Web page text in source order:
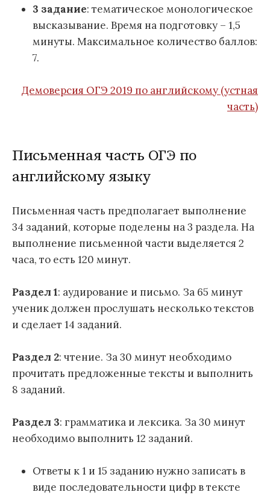
3 задание: тематическое монологическое
высказывание. Время на подготовку – 1,5
минуты. Максимальное количество баллов:
7.
Демоверсия ОГЭ 2019 по английскому (устная
часть)
Письменная часть ОГЭ по
английскому языку
Письменная часть предполагает выполнение
34 заданий, которые поделены на 3 раздела. На
выполнение письменной части выделяется 2
часа, то есть 120 минут.
Раздел 1: аудирование и письмо. За 65 минут
ученик должен прослушать несколько текстов
и сделает 14 заданий.
Раздел 2: чтение. За 30 минут необходимо
прочитать предложенные тексты и выполнить
8 заданий.
Раздел 3: грамматика и лексика. За 30 минут
необходимо выполнить 12 заданий.
Ответы к 1 и 15 заданию нужно записать в
виде последовательности цифр в тексте